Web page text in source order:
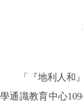
「『地利人和』
學通識教育中心